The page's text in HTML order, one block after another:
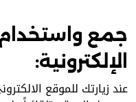
جمع
الإلكترونية:
عند زيارتك للموقع